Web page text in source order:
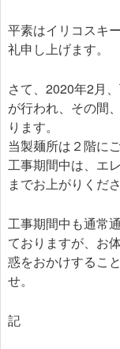
平素はイリコスキ
礼申し上げます。
さて、2020年2月
が行われ、その間
ります。
当製麺所は２階に
工事期間中は、エ
までお上がりくださ
工事期間中も通常
ておりますが、お
惑をおかけするこ
せ。
記